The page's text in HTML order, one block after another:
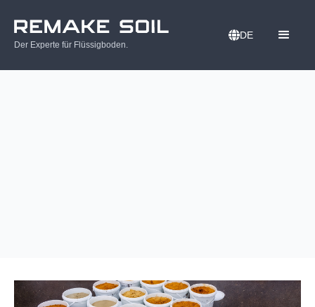
Der Experte für Flüssigboden.
DE